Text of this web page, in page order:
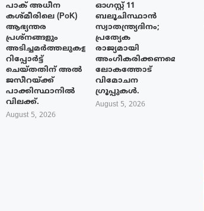
പാക് അധീന
കശ്മീരിലെ (PoK)
ആഭ്യന്തര
പ്രശ്നങ്ങളും
അടിച്ചമർത്തലുകളും
റിപ്പോർട്ട്
ചെയ്തതിന് അൽ
ജസീറയ്‌ക്ക്
പാക്കിസ്ഥാനിൽ
വിലക്ക്.
August 5, 2026
ഓഗസ്റ്റ് 11
ബലൂചിസ്ഥാൻ
സ്വാതന്ത്ര്യദിനം;
പ്രത്യേക
രാജ്യമായി
അംഗീകരിക്കണമെന്ന്
ലോകത്തോട്
വിമോചന
ഗ്രൂപ്പുകൾ.
August 5, 2026